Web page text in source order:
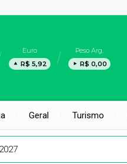
Euro
R$ 5,92
Peso Arg.
R$ 0,00
Geral Turismo